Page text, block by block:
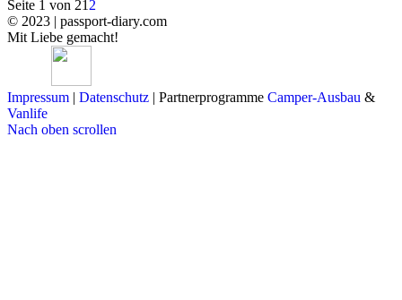
Seite 1 von 21 2
© 2023 | passport-diary.com
Mit Liebe gemacht!
Impressum | Datenschutz | Partnerprogramme Camper-Ausbau &
Vanlife
Nach oben scrollen